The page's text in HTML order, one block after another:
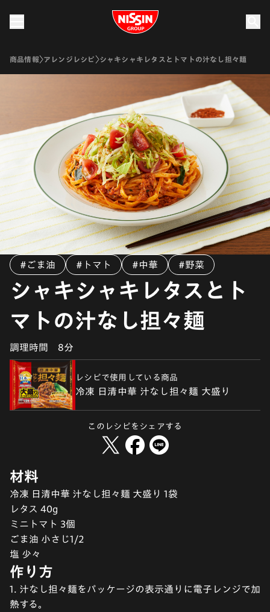
Nissin Group
商品情報 アレンジレシピ シャキシャキレタスとトマトの汁なし担々麺
#ごま油 #トマト #中華 #野菜
シャキシャキレタスとト
マトの汁なし担々麺
調理時間 8分
レシピで使用している商品
冷凍 日清中華 汁なし担々麺 大盛り
このレシピをシェアする
材料
冷凍 日清中華 汁なし担々麺 大盛り 1袋
レタス 40g
ミニトマト 3個
ごま油 小さじ1/2
塩 少々
作り方
1. 汁なし担々麺をパッケージの表示通りに電子レンジで加
熱する。